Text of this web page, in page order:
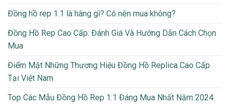
Đồng hồ rep 1:1 là hàng gì? Có nên mua không?
Đồng Hồ Rep Cao Cấp: Đánh Giá Và Hướng Dẫn Cách Chọn
Mua
Điểm Mặt Những Thương Hiệu Đồng Hồ Replica Cao Cấp
Tại Việt Nam
Top Các Mẫu Đồng Hồ Rep 1:1 Đáng Mua Nhất Năm 2024